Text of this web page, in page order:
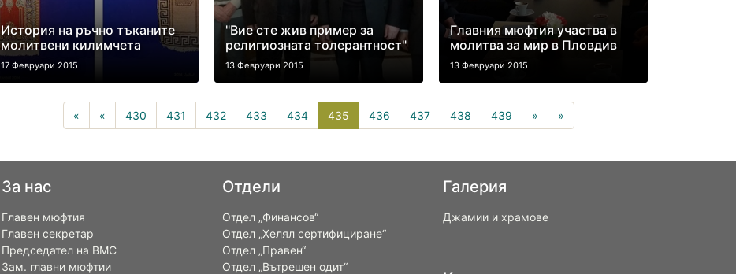
История на ръчно тъканите
молитвени килимчета
17 Февруари 2015
"Вие сте жив пример за
религиозната толерантност"
13 Февруари 2015
Главния мюфтия участва в
молитва за мир в Пловдив
13 Февруари 2015
« « 430 431 432 433 434 435 435(current)
436 437 438 439 » »
За нас
Главен мюфтия
Главен секретар
Председател на ВМС
Зам. главни мюфтии
Отдели
Отдел „Финансов“
Отдел „Хелял сертифициране“
Отдел „Правен“
Отдел „Вътрешен одит“
Галерия
Джамии и храмове